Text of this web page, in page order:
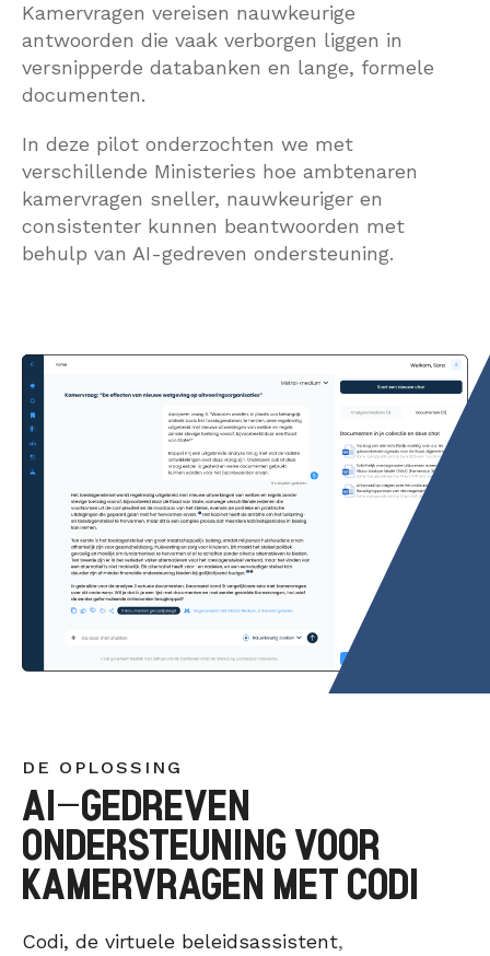
Kamervragen vereisen nauwkeurige
antwoorden die vaak verborgen liggen in
versnipperde databanken en lange, formele
documenten.
In deze pilot onderzochten we met
verschillende Ministeries hoe ambtenaren
kamervragen sneller, nauwkeuriger en
consistenter kunnen beantwoorden met
behulp van AI-gedreven ondersteuning.
DE OPLOSSING
AI-GEDREVEN
ONDERSTEUNING VOOR
KAMERVRAGEN MET CODI
Codi, de virtuele beleidsassistent,